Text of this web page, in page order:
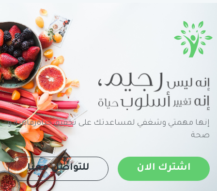
إنها مهمتي وشغفي لمساعدتك على تحقيق حياةرفاهية و
صحة
اشترك الان للتواصل معنا